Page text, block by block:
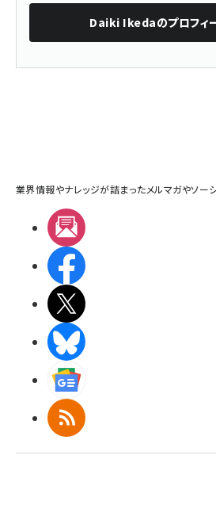
Daiki Ikedaのプロフィ
業界情報やナレッジが詰まったメルマガやソー
RSS